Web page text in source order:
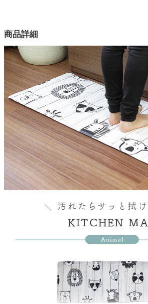
ガーデン
タワー
1色
素材
PVC（塩化ビニル）
原産国
中国
商品詳細